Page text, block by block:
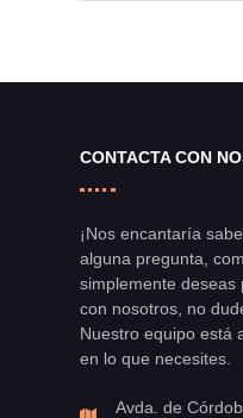
CONTACTA CON
¡Nos encantaría
alguna pregunta,
simplemente deseas
con nosotros, no
Nuestro equipo está
en lo que necesites.
Avda. de